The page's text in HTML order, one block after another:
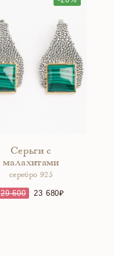
Серьги с
малахитами
серебро 925
29 600 23 680